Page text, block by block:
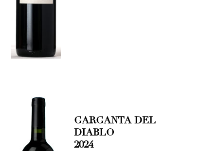
GARGANTA DEL
DIABLO
2024